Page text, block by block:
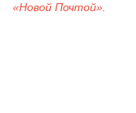
«Новой Почтой».